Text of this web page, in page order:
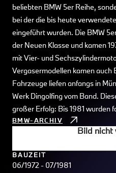
beliebten BMW 5er Reihe,
bei der die bis heute
eingeführt wurden. Die BMW
der Neuen Klasse und kamen
mit Vier- und
Vergasermodellen kamen auch
Fahrzeuge liefen anfangs in
Werk Dingolfing vom Band.
großer Erfolg: Bis 1981 wurden
BMW-ARCHIV
Bild nicht
BAUZEIT
06/1972 - 07/1981